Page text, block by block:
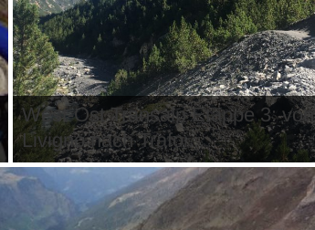
West-Ost Transalp Etappe 3: von
Livigno nach Trafoi...